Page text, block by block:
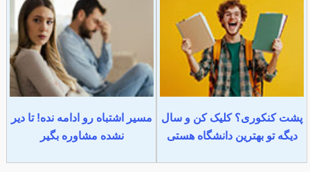
پشت کنکوری؟ کلیک کن و سال
دیگه تو بهترین دانشگاه هستی
مسیر اشتباه رو ادامه نده! تا دیر
نشده مشاوره بگیر